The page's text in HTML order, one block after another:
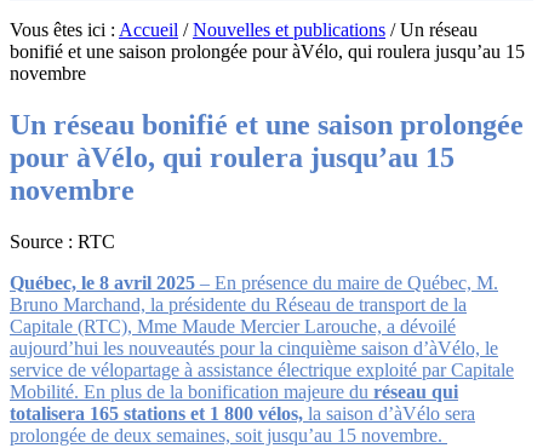
Vous êtes ici : Accueil /Nouvelles et publications /Un réseau
bonifié et une saison prolongée pour àVélo, qui roulera jusqu’au 15
novembre
Un réseau bonifié et une saison prolongée
pour àVélo, qui roulera jusqu’au 15
novembre
Source : RTC
Québec, le 8 avril 2025 – En présence du maire de Québec, M.
Bruno Marchand, la présidente du Réseau de transport de la
Capitale (RTC), Mme Maude Mercier Larouche, a dévoilé
aujourd’hui les nouveautés pour la cinquième saison d’àVélo, le
service de vélopartage à assistance électrique exploité par Capitale
Mobilité. En plus de la bonification majeure du réseau qui
totalisera 165 stations et 1 800 vélos, la saison d’àVélo sera
prolongée de deux semaines, soit jusqu’au 15 novembre.